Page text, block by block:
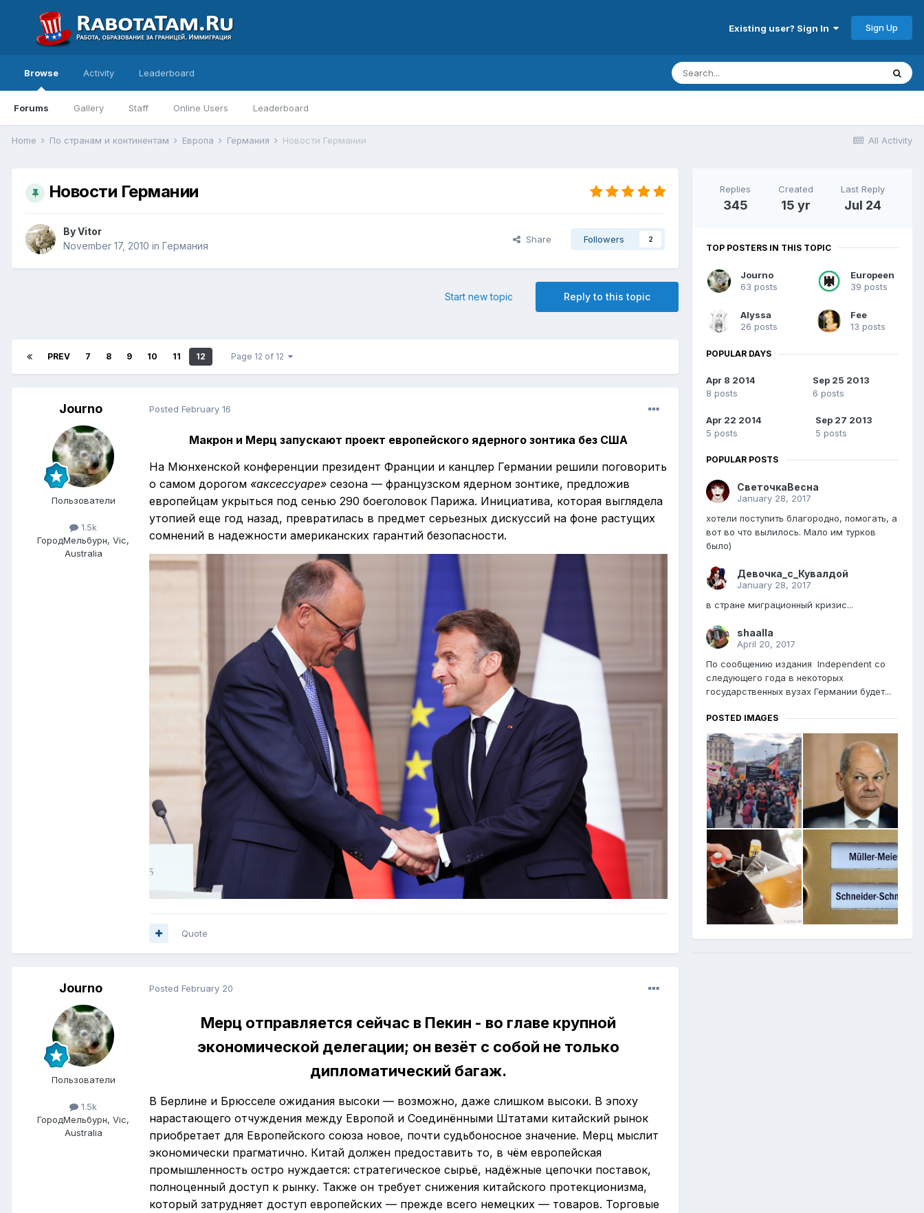
Existing user? Sign In Sign Up
Browse
Forums Gallery Staff Online Users Leaderboard
Activity Leaderboard
All Activity
Home По странам и континентам Европа Германия Новости Германии
Новости Германии
ByVitor
November 17, 2010 in Германия
Share Followers 2
Reply to this topic
Start new topic
PREV 7 8 9 10 11 12 Page 12 of 12
Journo
Пользователи
1.5k
ГородМельбурн, Vic,
Australia
Posted February 16
Макрон и Мерц запускают проект европейского ядерного зонтика без США
На Мюнхенской конференции президент Франции и канцлер Германии решили поговорить
о самом дорогом «аксессуаре» сезона — французском ядерном зонтике, предложив
европейцам укрыться под сенью 290 боеголовок Парижа. Инициатива, которая выглядела
утопией еще год назад, превратилась в предмет серьезных дискуссий на фоне растущих
сомнений в надежности американских гарантий безопасности.
Quote
Journo
Пользователи
1.5k
ГородМельбурн, Vic,
Australia
Posted February 20
Мерц отправляется сейчас в Пекин - во главе крупной
экономической делегации; он везёт с собой не только
дипломатический багаж.
В Берлине и Брюсселе ожидания высоки — возможно, даже слишком высоки. В эпоху
нарастающего отчуждения между Европой и Соединёнными Штатами китайский рынок
приобретает для Европейского союза новое, почти судьбоносное значение. Мерц мыслит
экономически прагматично. Китай должен предоставить то, в чём европейская
промышленность остро нуждается: стратегическое сырьё, надёжные цепочки поставок,
полноценный доступ к рынку. Также он требует снижения китайского протекционизма,
который затрудняет доступ европейских — прежде всего немецких — товаров. Торговые
Replies
345
Created
15 yr
Last Reply
Jul 24
TOP POSTERS IN THIS TOPIC
Journo
63 posts
Europeen
39 posts
Alyssa
26 posts
Fee
13 posts
POPULAR DAYS
Apr 8 2014
8 posts
Sep 25 2013
6 posts
Apr 22 2014
5 posts
Sep 27 2013
5 posts
POPULAR POSTS
СветочкаВесна
January 28, 2017
хотели поступить благородно, помогать, а
вот во что вылилось. Мало им турков
было)
Девочка_с_Кувалдой
January 28, 2017
в стране миграционный кризис...
shaalla
April 20, 2017
По сообщению издания Independent со
следующего года в некоторых
государственных вузах Германии будет...
POSTED IMAGES